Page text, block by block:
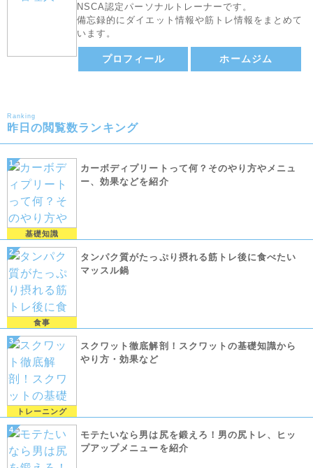
NSCA認定パーソナルトレーナーです。
備忘録的にダイエット情報や筋トレ情報をまとめて
います。
プロフィール ホームジム
Ranking
昨日の閲覧数ランキング
基礎知識
カーボディプリートって何？そのやり方やメニュ
ー、効果などを紹介
食事
タンパク質がたっぷり摂れる筋トレ後に食べたい
マッスル鍋
トレーニング
スクワット徹底解剖！スクワットの基礎知識から
やり方・効果など
モテたいなら男は尻を鍛えろ！男の尻トレ、ヒッ
プアップメニューを紹介